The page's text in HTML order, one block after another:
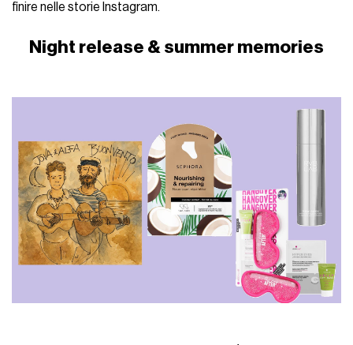
finire nelle storie Instagram.
Night release & summer memories